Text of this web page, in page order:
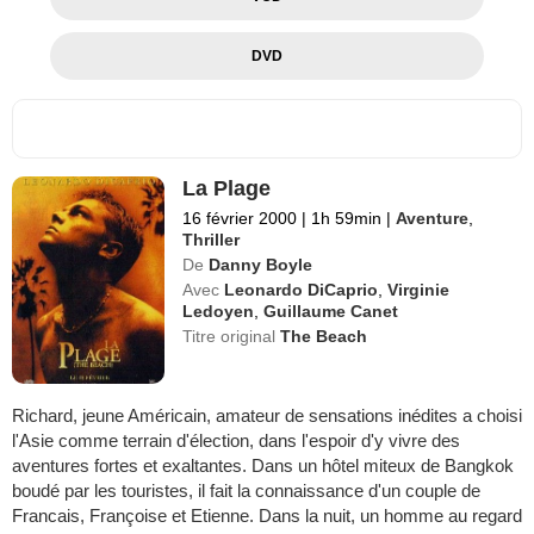
DVD
La Plage
16 février 2000 | 1h 59min | Aventure,
Thriller
De Danny Boyle
Avec Leonardo DiCaprio,Virginie
Ledoyen,Guillaume Canet
Titre originalThe Beach
Richard, jeune Américain, amateur de sensations inédites a choisi
l'Asie comme terrain d'élection, dans l'espoir d'y vivre des
aventures fortes et exaltantes. Dans un hôtel miteux de Bangkok
boudé par les touristes, il fait la connaissance d'un couple de
Francais, Françoise et Etienne. Dans la nuit, un homme au regard